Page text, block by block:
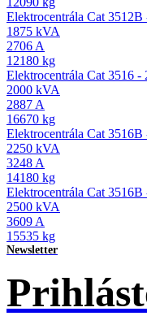
Elektrocentrála Cat
1875 kVA
2706 A
12180 kg
Elektrocentrála Cat 3516 -
2000 kVA
2887 A
16670 kg
Elektrocentrála Cat
2250 kVA
3248 A
14180 kg
Elektrocentrála Cat
2500 kVA
3609 A
15535 kg
Newsletter